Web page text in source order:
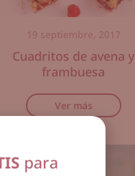
19 septiembre, 2017
Cuadritos de avena y
frambuesa
Ver más
para